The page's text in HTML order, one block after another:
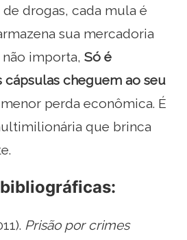
drogas, cada mula é
sua mercadoria
não importa, Só é
cápsulas cheguem ao seu
perda econômica. É
que brinca
Prisão por crimes